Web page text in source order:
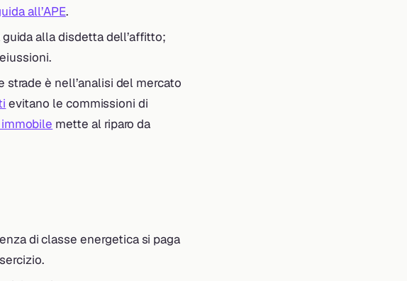
all’APE.
alla disdetta dell’affitto;
è nell’analisi del mercato
evitano le commissioni di
mette al riparo da
di classe energetica si paga